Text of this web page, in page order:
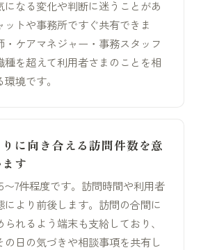
になる変化や判断に迷うことがあ
ットや事務所ですぐ共有できま
・ケアマネジャー・事務スタッフ
種を超えて利用者さまのことを相
境です。
に向き合える訪問件数を意
す
〜7件程度です。訪問時間や利用者
により前後します。訪問の合間に
れるよう端末も支給しており、
の日の気づきや相談事項を共有し